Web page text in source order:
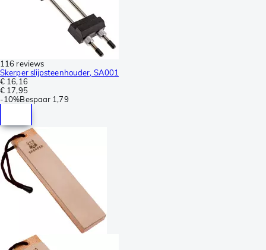
116 reviews
Skerper slijpsteenhouder, SA001
€ 16,16
€ 17,95
-10%Bespaar 1,79